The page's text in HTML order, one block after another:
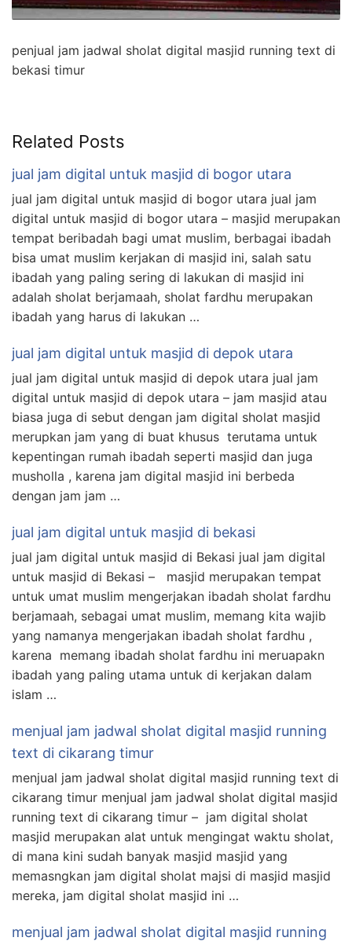
penjual jam jadwal sholat digital masjid running text di
bekasi timur
Related Posts
jual jam digital untuk masjid di bogor utara
jual jam digital untuk masjid di bogor utara jual jam
digital untuk masjid di bogor utara – masjid merupakan
tempat beribadah bagi umat muslim, berbagai ibadah
bisa umat muslim kerjakan di masjid ini, salah satu
ibadah yang paling sering di lakukan di masjid ini
adalah sholat berjamaah, sholat fardhu merupakan
ibadah yang harus di lakukan …
jual jam digital untuk masjid di depok utara
jual jam digital untuk masjid di depok utara jual jam
digital untuk masjid di depok utara – jam masjid atau
biasa juga di sebut dengan jam digital sholat masjid
merupkan jam yang di buat khusus terutama untuk
kepentingan rumah ibadah seperti masjid dan juga
musholla , karena jam digital masjid ini berbeda
dengan jam jam …
jual jam digital untuk masjid di bekasi
jual jam digital untuk masjid di Bekasi jual jam digital
untuk masjid di Bekasi – masjid merupakan tempat
untuk umat muslim mengerjakan ibadah sholat fardhu
berjamaah, sebagai umat muslim, memang kita wajib
yang namanya mengerjakan ibadah sholat fardhu ,
karena memang ibadah sholat fardhu ini meruapakn
ibadah yang paling utama untuk di kerjakan dalam
islam …
menjual jam jadwal sholat digital masjid running
text di cikarang timur
menjual jam jadwal sholat digital masjid running text di
cikarang timur menjual jam jadwal sholat digital masjid
running text di cikarang timur – jam digital sholat
masjid merupakan alat untuk mengingat waktu sholat,
di mana kini sudah banyak masjid masjid yang
memasngkan jam digital sholat majsi di masjid masjid
mereka, jam digital sholat masjid ini …
menjual jam jadwal sholat digital masjid running